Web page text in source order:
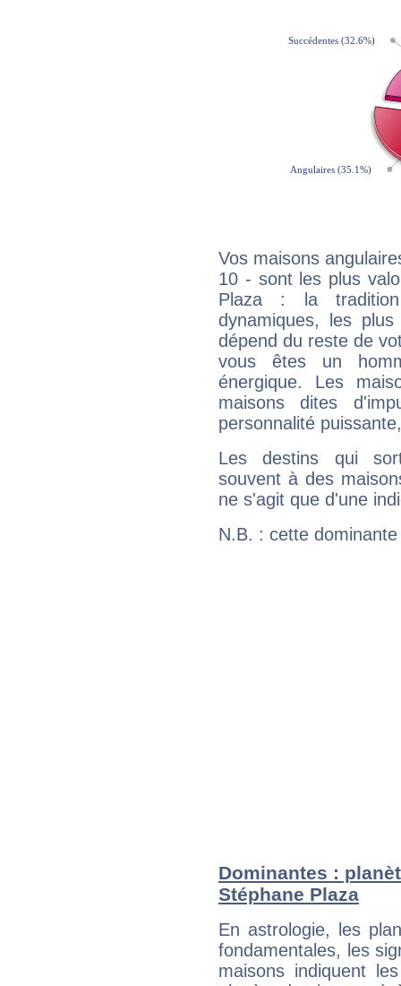
Vos maisons
10 - sont les plus
Plaza : la
dynamiques, les
dépend du reste de
vous êtes un
énergique. Les
maisons dites
personnalité
Les destins qui
souvent à des
ne s'agit que d'une
N.B. : cette
Dominantes :
Stéphane Plaza
En astrologie, les
fondamentales, les
maisons indiquent